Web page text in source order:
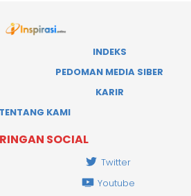
INDEKS
PEDOMAN MEDIA SIBER
KARIR
TENTANG KAMI
SOCIAL
Twitter
Youtube